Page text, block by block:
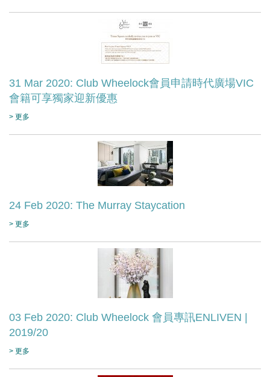
31 Mar 2020: Club Wheelock會員申請時代廣場VIC
會籍可享獨家迎新優惠
> 更多
24 Feb 2020: The Murray Staycation
> 更多
03 Feb 2020: Club Wheelock 會員專訊ENLIVEN |
2019/20
> 更多